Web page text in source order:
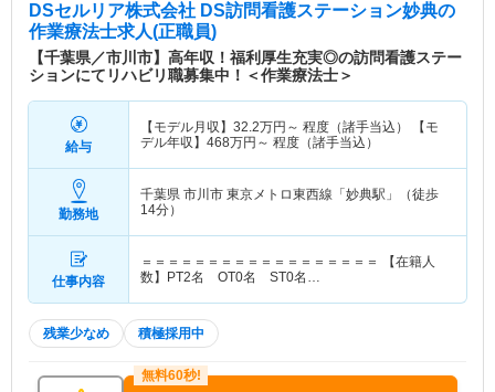
DSセルリア株式会社 DS訪問看護ステーション妙典の
作業療法士求人(正職員)
【千葉県／市川市】高年収！福利厚生充実◎の訪問看護ステー
ションにてリハビリ職募集中！＜作業療法士＞
給与
【モデル月収】 32.2万円～ 程度（諸手当込） 【モ
デル年収】 468万円～ 程度（諸手当込）
勤務地
千葉県 市川市 東京メトロ東西線「妙典駅」（徒歩
14分）
仕事内容
＝＝＝＝＝＝＝＝＝＝＝＝＝＝＝＝＝＝ 【在籍人
数】PT2名 OT0名 ST0名…
残業少なめ 積極採用中